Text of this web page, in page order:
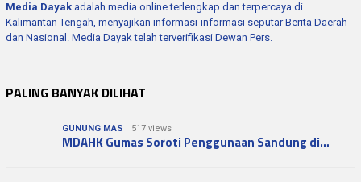
Media Dayak adalah media online terlengkap dan terpercaya di
Kalimantan Tengah, menyajikan informasi-informasi seputar Berita Daerah
dan Nasional. Media Dayak telah terverifikasi Dewan Pers.
PALING BANYAK DILIHAT
GUNUNG MAS 517 views
MDAHK Gumas Soroti Penggunaan Sandung di…